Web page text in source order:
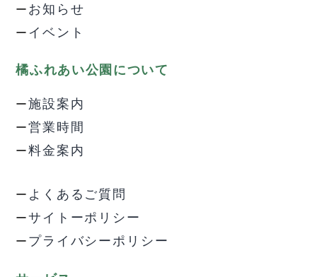
お知らせ
イベント
橘ふれあい公園について
施設案内
営業時間
料金案内
よくあるご質問
サイトーポリシー
プライバシーポリシー